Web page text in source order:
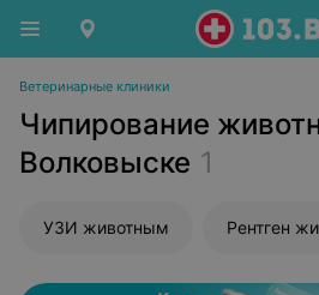
Ветеринарные клиники
Чипирование
Волковыске 1
УЗИ животным Рентген